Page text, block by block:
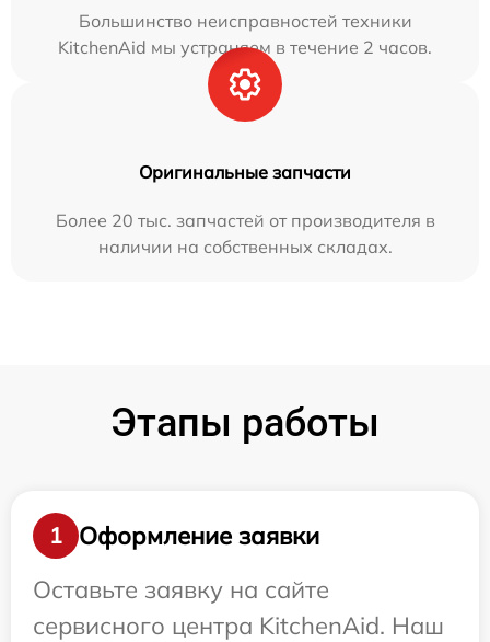
Большинство неисправностей техники
KitchenAid мы устраняем в течение 2 часов.
Оригинальные запчасти
Более 20 тыс. запчастей от производителя в
наличии на собственных складах.
Этапы работы
1
Оформление заявки
Оставьте заявку на сайте
сервисного центра KitchenAid. Наш